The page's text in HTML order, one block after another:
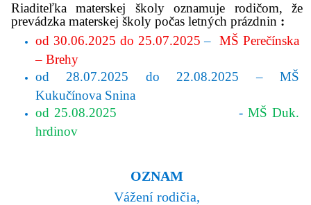
Riaditeľka materskej školy oznamuje rodičom, že
prevádzka materskej školy počas letných prázdnin :
od 30.06.2025 do 25.07.2025–MŠ Perečínska
– Brehy
od 28.07.2025 do 22.08.2025–MŠ
Kukučínova Snina
od 25.08.2025-MŠ Duk.
hrdinov
OZNAM
Vážení rodičia,